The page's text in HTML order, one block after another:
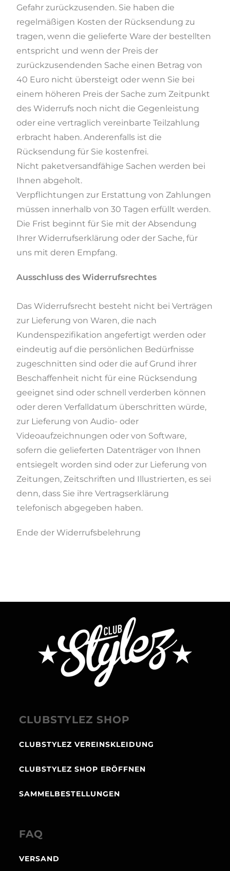
Gefahr zurückzusenden. Sie haben die
regelmäßigen Kosten der Rücksendung zu
tragen, wenn die gelieferte Ware der bestellten
entspricht und wenn der Preis der
zurückzusendenden Sache einen Betrag von
40 Euro nicht übersteigt oder wenn Sie bei
einem höheren Preis der Sache zum Zeitpunkt
des Widerrufs noch nicht die Gegenleistung
oder eine vertraglich vereinbarte Teilzahlung
erbracht haben. Anderenfalls ist die
Rücksendung für Sie kostenfrei.
Nicht paketversandfähige Sachen werden bei
Ihnen abgeholt.
Verpflichtungen zur Erstattung von Zahlungen
müssen innerhalb von 30 Tagen erfüllt werden.
Die Frist beginnt für Sie mit der Absendung
Ihrer Widerrufserklärung oder der Sache, für
uns mit deren Empfang.
Ausschluss des Widerrufsrechtes
Das Widerrufsrecht besteht nicht bei Verträgen
zur Lieferung von Waren, die nach
Kundenspezifikation angefertigt werden oder
eindeutig auf die persönlichen Bedürfnisse
zugeschnitten sind oder die auf Grund ihrer
Beschaffenheit nicht für eine Rücksendung
geeignet sind oder schnell verderben können
oder deren Verfalldatum überschritten würde,
zur Lieferung von Audio- oder
Videoaufzeichnungen oder von Software,
sofern die gelieferten Datenträger von Ihnen
entsiegelt worden sind oder zur Lieferung von
Zeitungen, Zeitschriften und Illustrierten, es sei
denn, dass Sie ihre Vertragserklärung
telefonisch abgegeben haben.
Ende der Widerrufsbelehrung
CLUBSTYLEZ SHOP
CLUBSTYLEZ VEREINSKLEIDUNG
CLUBSTYLEZ SHOP ERÖFFNEN
SAMMELBESTELLUNGEN
FAQ
VERSAND